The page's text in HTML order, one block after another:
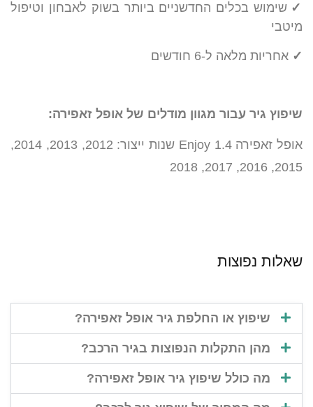
✓ שימוש בכלים החדשניים ביותר בשוק לאבחון וטיפול
מיטבי
✓ אחריות מלאה ל-6 חודשים
שיפוץ גיר עבור מגוון מודלים של אופל זאפירה:
אופל זאפירה 1.4 Enjoy שנות ייצור: 2012, 2013, 2014,
2015, 2016, 2017, 2018
שאלות נפוצות
שיפוץ או החלפת גיר אופל זאפירה?
מהן התקלות הנפוצות בגיר הרכב?
מה כולל שיפוץ גיר אופל זאפירה?